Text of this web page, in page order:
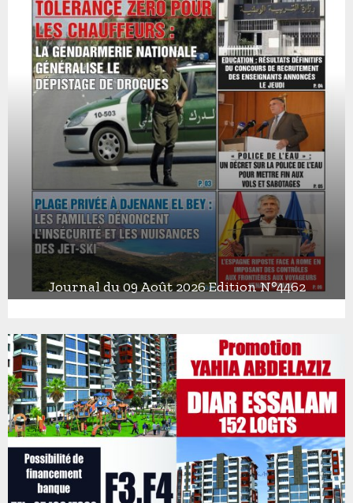
u
r
n
a
l
d
u
Journal du 09 Août 2026 Edition N°4462